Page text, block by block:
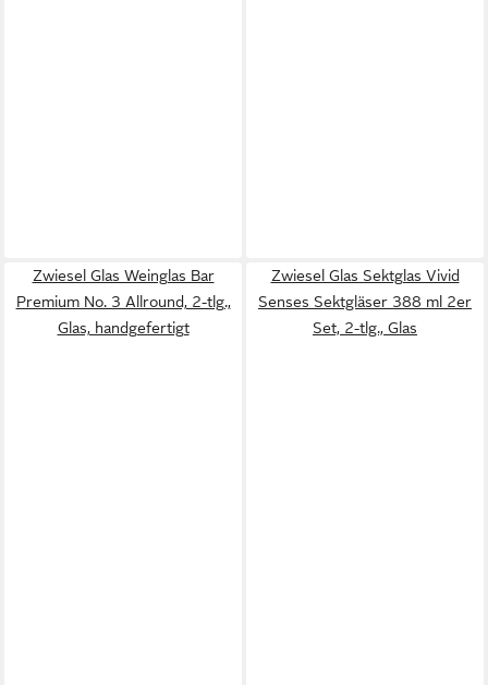
Zwiesel Glas Weinglas Bar
Premium No. 3 Allround, 2-tlg.,
Glas, handgefertigt
Zwiesel Glas Sektglas Vivid
Senses Sektgläser 388 ml 2er
Set, 2-tlg., Glas